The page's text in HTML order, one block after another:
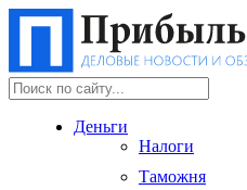
Деньги
Налоги
Таможня